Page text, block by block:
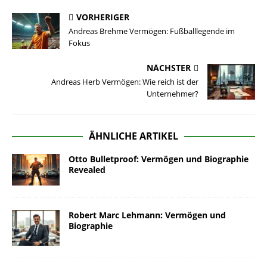
VORHERIGER
Andreas Brehme Vermögen: Fußballlegende im
Fokus
NÄCHSTER
Andreas Herb Vermögen: Wie reich ist der
Unternehmer?
ÄHNLICHE ARTIKEL
Otto Bulletproof: Vermögen und Biographie
Revealed
Robert Marc Lehmann: Vermögen und
Biographie